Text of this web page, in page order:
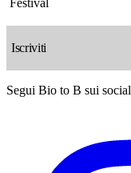
Segui Bio to B sui social